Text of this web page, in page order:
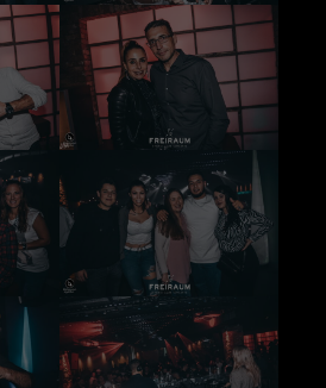
eget dolor. Aenean
natoque penatibus et magnis
nascetur ridiculus mus.
nec.